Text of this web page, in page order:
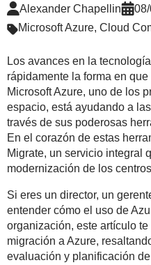
Alexander Chapellin
Microsoft Azure, Cloud
Los avances en la
rápidamente la forma en
Microsoft Azure, uno de los
espacio, está ayudando a
través de sus poderosas
En el corazón de estas
Migrate, un servicio integral
modernización de los
Si eres un director, un
entender cómo el uso de
organización, este artículo
migración a Azure,
evaluación y planificación